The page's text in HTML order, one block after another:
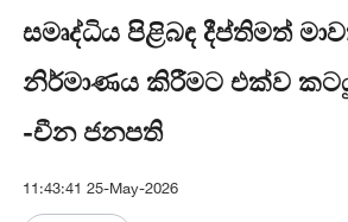
සමෘද්ධිය පිළිබඳ දීප්තිමත්
නිර්මාණය කිරීමට එක්ව
-චීන ජනපති
11:43:41 25-May-2026